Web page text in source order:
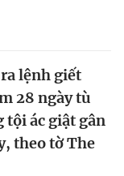
lệnh giết
28 ngày tù
ác giật gân
theo tờ The